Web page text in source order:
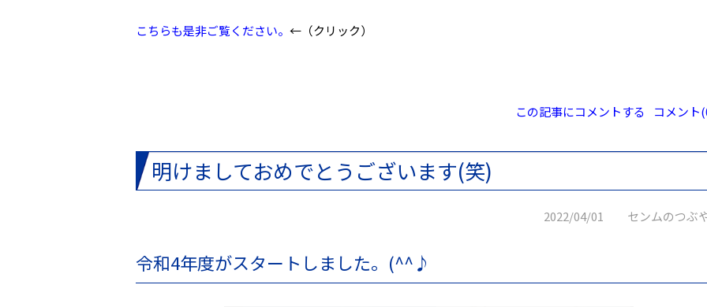
こちらも是非ご覧ください。 ←（クリック）
この記事にコメントする コメント
明けましておめでとうございます(笑)
2022/04/01 センムのつぶ
令和4年度がスタートしました。(^^♪